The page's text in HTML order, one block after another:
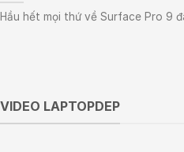
Hầu hết mọi thứ về Surface Pro 9
VIDEO LAPTOPDEP